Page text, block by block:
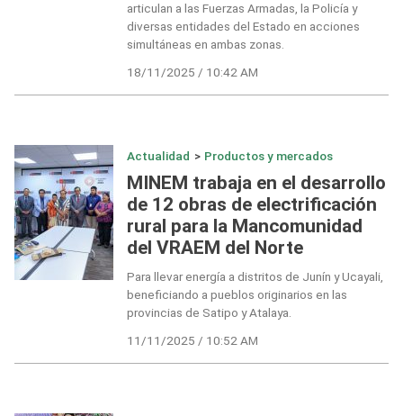
articulan a las Fuerzas Armadas, la Policía y
diversas entidades del Estado en acciones
simultáneas en ambas zonas.
18/11/2025 / 10:42 AM
Actualidad > Productos y mercados
MINEM trabaja en el desarrollo
de 12 obras de electrificación
rural para la Mancomunidad
del VRAEM del Norte
Para llevar energía a distritos de Junín y Ucayali,
beneficiando a pueblos originarios en las
provincias de Satipo y Atalaya.
11/11/2025 / 10:52 AM